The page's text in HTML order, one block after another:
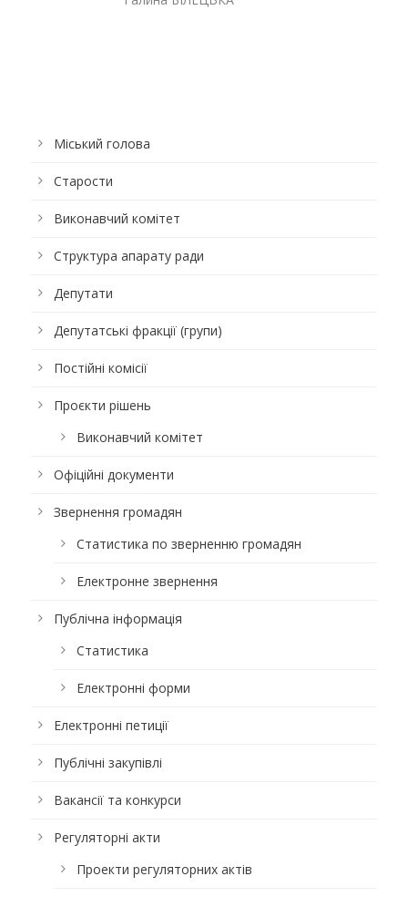
Міський голова
Старости
Виконавчий комітет
Структура апарату ради
Депутати
Депутатські фракції (групи)
Постійні комісії
Проєкти рішень
Виконавчий комітет
Офіційні документи
Звернення громадян
Статистика по зверненню громадян
Електронне звернення
Публічна інформація
Статистика
Електронні форми
Електронні петиції
Публічні закупівлі
Вакансії та конкурси
Регуляторні акти
Проекти регуляторних актів